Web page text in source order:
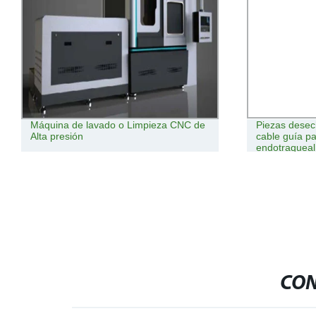
Máquina de lavado o Limpieza CNC de
Alta presión
Piezas
cable guía
endotraqueal